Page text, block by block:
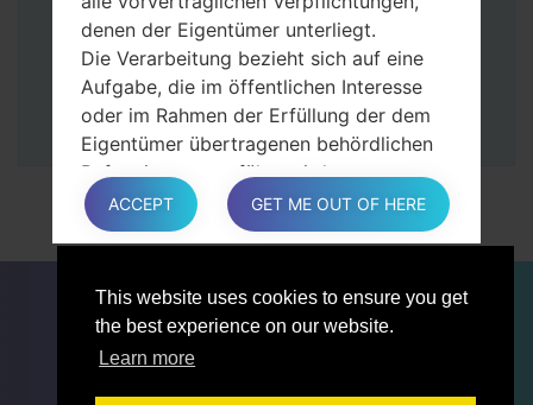
This website uses cookies to ensure you get
the best experience on our website.
Learn more
Geben Sie nur die „F. Reset”-Zeit und
„Auto-Rebot“ an.
Zum Schluss klicken Sie „Start“-Taste auf.
Ihr Gerät wird neu gestartet und von PC
getrennt.
denen der Eigentümer unterliegt.
Die Verarbeitung bezieht sich auf eine
Aufgabe, die im öffentlichen Interesse
oder im Rahmen der Erfüllung der dem
Eigentümer übertragenen behördlichen
Befugnisse ausgeführt wird.
Die Verarbeitung ist für berechtigte
Interessen des Eigentümers oder eines
In jedem Fall hilft der Eigentümer gerne
bei der Erläuterung des für die
Verarbeitung geltenden rechtlichen
Rahmens und insbesondere, ob die
Bereitstellung personenbezogener Daten
ACCEPT GET ME OUT OF HERE